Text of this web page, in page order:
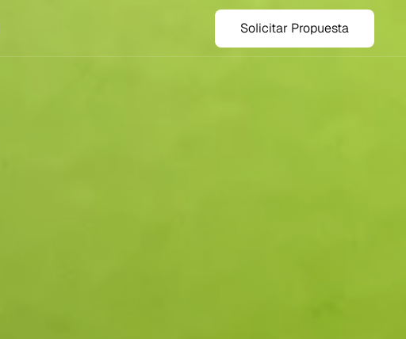
Solicitar Propuesta